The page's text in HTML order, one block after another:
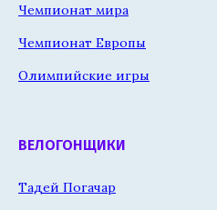
Чемпионат мира
Чемпионат Европы
Олимпийские игры
ВЕЛОГОНЩИКИ
Тадей Погачар